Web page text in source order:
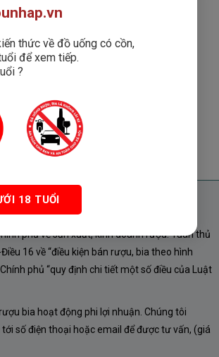
phủ về sản xuất, kinh doanh rượu. Tuân thủ
16 về “điều kiện bán rượu, bia theo hình
phủ “quy định chi tiết một số điều của Luật
bia hoạt động phi lợi nhuận. Chúng tôi
số điện thoại hoặc email để được tư vấn, (giá
thức về đồ uống có cồn,
để xem tiếp.
?
18 TUỔI